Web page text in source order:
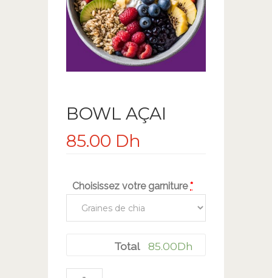
BOWL AÇAI
85.00 Dh
Choisissez votre garniture *
Total 85.00Dh